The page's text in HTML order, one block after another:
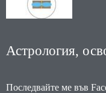
Астрология,
Последвайте ме във